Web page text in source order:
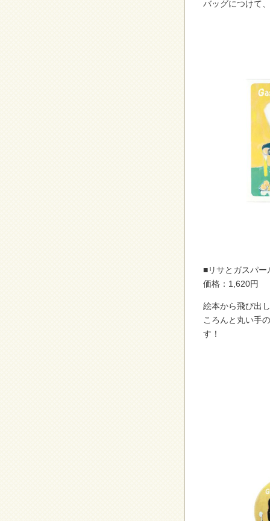
バッグにつけて
■リサとガスパー
価格：1,620円
絵本から飛び出
ころんと丸い手
す！